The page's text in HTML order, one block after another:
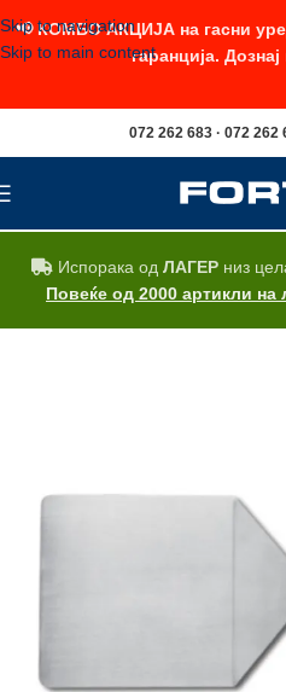
Skip to navigation
Skip to main content
072 262 683 · 072 262
Испорака од ЛАГЕРниз
Повеќе од 2000 артикли
📢 КОМБО АКЦИЈА на гасни
гаранција.